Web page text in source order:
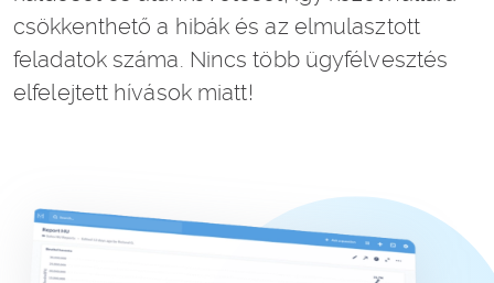
csökkenthető a hibák és az elmulasztott
feladatok száma. Nincs több ügyfélvesztés
elfelejtett hívások miatt!